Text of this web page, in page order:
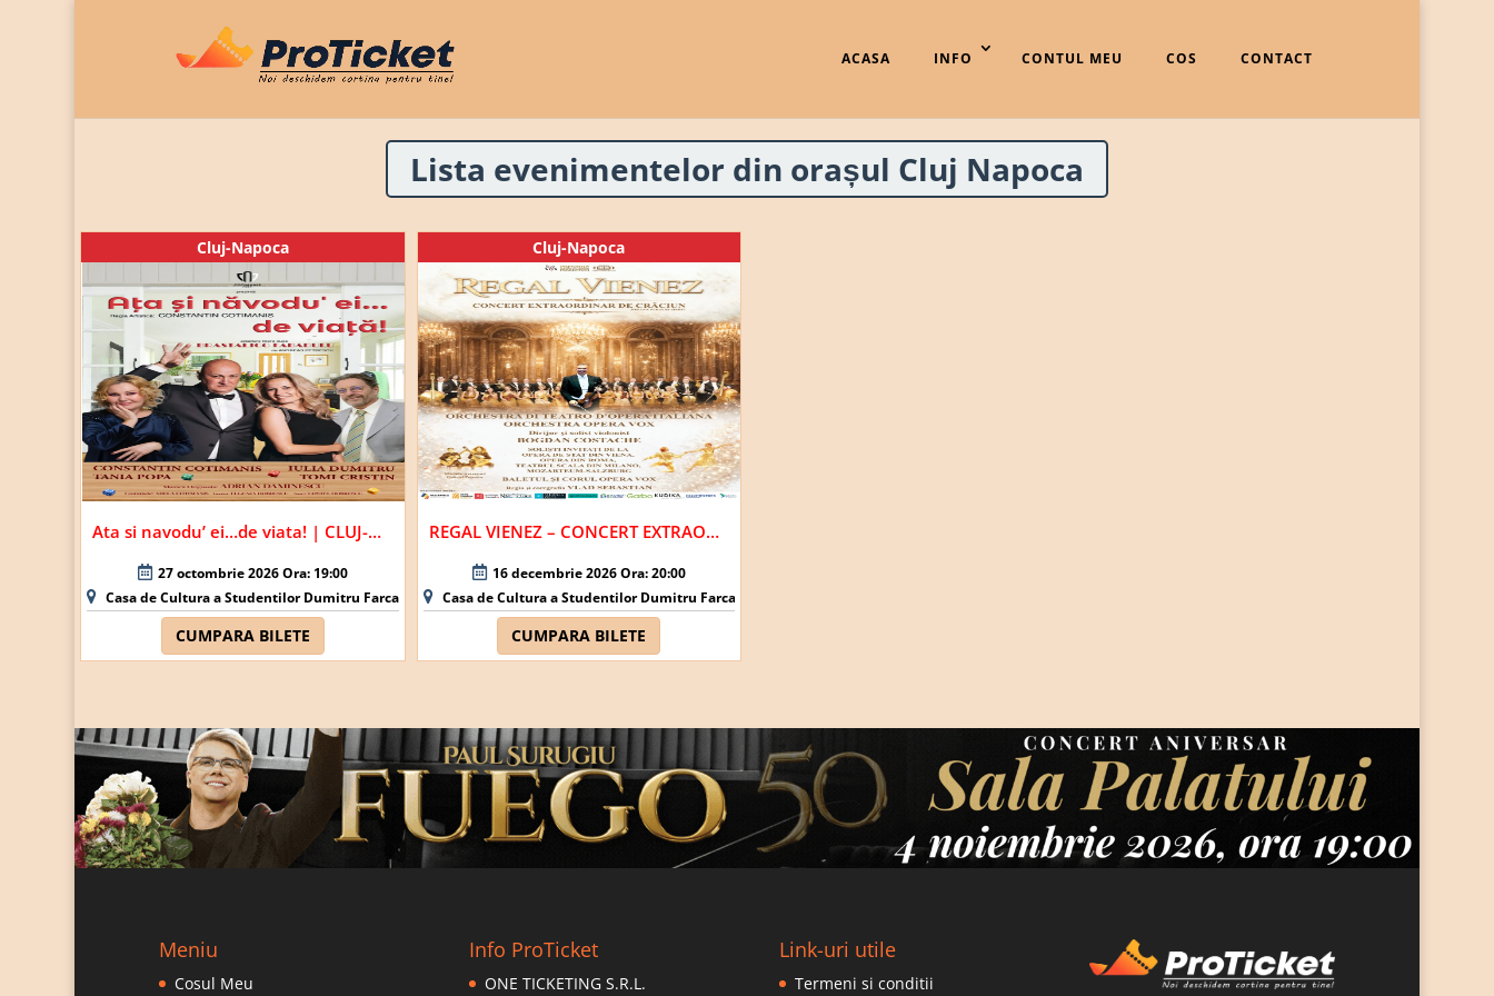
ACASA INFO CONTUL MEU COS CONTACT
Lista evenimentelor din orașul Cluj Napoca
Cluj-Napoca
Ata si navodu’ ei…de viata! | CLUJ-NAPOCA
27 octombrie 2026 Ora: 19:00
Casa de Cultura a Studentilor Dumitru Farcas Cluj Napoca - Cluj-Napoca
CUMPARA BILETE
Cluj-Napoca
REGAL VIENEZ – CONCERT EXTRAORDINAR DE CRACIUN | CLUJ-NAPOCA
16 decembrie 2026 Ora: 20:00
Casa de Cultura a Studentilor Dumitru Farcas - Cluj-Napoca
CUMPARA BILETE
Meniu
Cosul Meu
Info ProTicket
ONE TICKETING S.R.L.
Link-uri utile
Termeni si conditii